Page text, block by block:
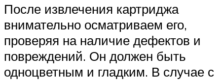
После извлечения картриджа
внимательно осматриваем его,
проверяя на наличие дефектов и
повреждений. Он должен быть
одноцветным и гладким. В случае с